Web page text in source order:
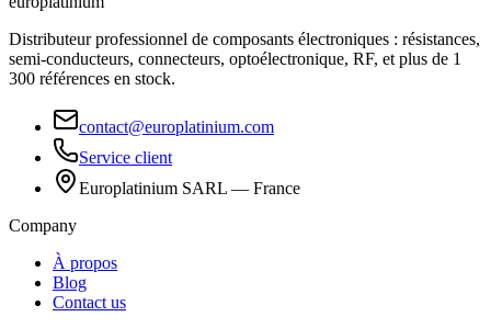
Distributeur professionnel de composants électroniques : résistances,
semi-conducteurs, connecteurs, optoélectronique, RF, et plus de 1
300 références en stock.
contact@europlatinium.com
Service client
Europlatinium SARL — France
Company
À propos
Blog
Contact us